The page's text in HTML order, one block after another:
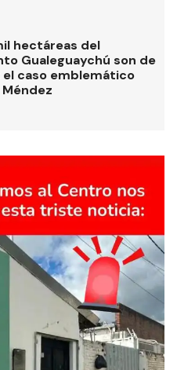
hectáreas del
Gualeguaychú son de
caso emblemático